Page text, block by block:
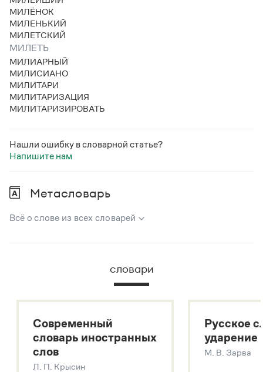
Статьи
Монологи
Интервью
Лекции и подкасты
Рекомендуем
Учебник Грамоты
Скороговорки
Издательство
Словари
Учебники и справочники
МИЛЁНОК
МИЛЕНЬКИЙ
МИЛЕТСКИЙ
МИЛЕТЬ
МИЛИАРНЫЙ
МИЛИСИАНО
МИЛИТАРИ
МИЛИТАРИЗАЦИЯ
МИЛИТАРИЗИРОВАТЬ
Нашли ошибку в словарной статье?
Напишите нам
Метасловарь
Всё о слове из всех словарей
В метасловаре Грамоты в удобном виде собрана вся
Русский орфографический словарь
Большой толковый словарь русских глаголов
Современный словарь иностранных слов
Звук – технология синтеза платформы
SaluteSpeech
словари
Современный
словарь иностранных
слов
Л. П. Крысин
Русское
ударение
М. В. Зарва